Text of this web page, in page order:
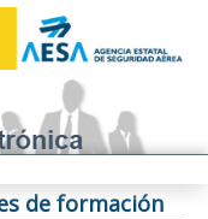
de formación